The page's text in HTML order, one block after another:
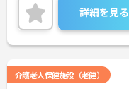
詳細を見る
介護老人保健施設（老健）